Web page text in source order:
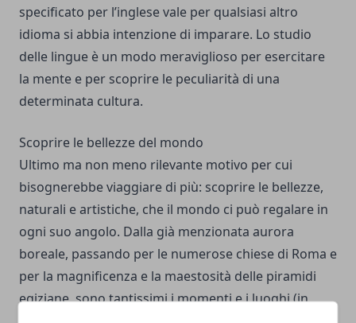
specificato per l’inglese vale per qualsiasi altro
idioma si abbia intenzione di imparare. Lo studio
delle lingue è un modo meraviglioso per esercitare
la mente e per scoprire le peculiarità di una
determinata cultura.
Scoprire le bellezze del mondo
Ultimo ma non meno rilevante motivo per cui
bisognerebbe viaggiare di più: scoprire le bellezze,
naturali e artistiche, che il mondo ci può regalare in
ogni suo angolo. Dalla già menzionata aurora
boreale, passando per le numerose chiese di Roma e
per la magnificenza e la maestosità delle piramidi
egiziane, sono tantissimi i momenti e i luoghi (in